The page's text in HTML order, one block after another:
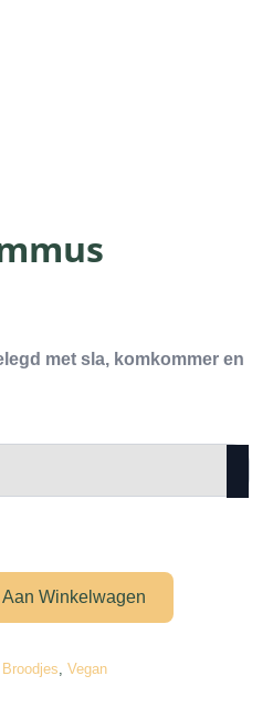
met sla, komkommer en
Winkelwagen
, Vegan